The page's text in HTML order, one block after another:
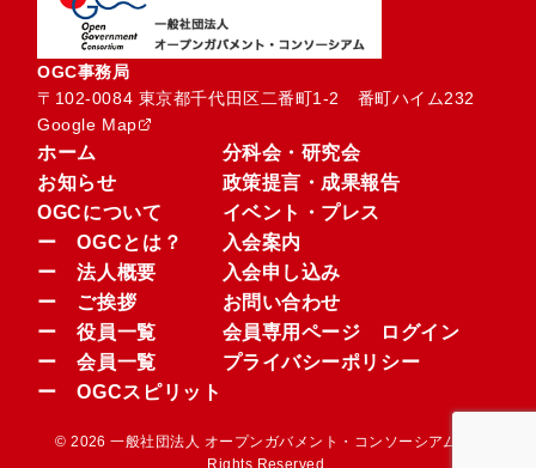
OGC事務局
〒102-0084 東京都千代田区二番町1-2　番町ハイム232
Google Map
ホーム
お知らせ
OGCについて
ー OGCとは？
ー 法人概要
ー ご挨拶
ー 役員一覧
ー 会員一覧
ー OGCスピリット
分科会・研究会
政策提言・成果報告
イベント・プレス
入会案内
入会申し込み
お問い合わせ
会員専用ページ ログイン
プライバシーポリシー
© 2026 一般社団法人 オープンガバメント・コンソーシアム.All
Rights Reserved.